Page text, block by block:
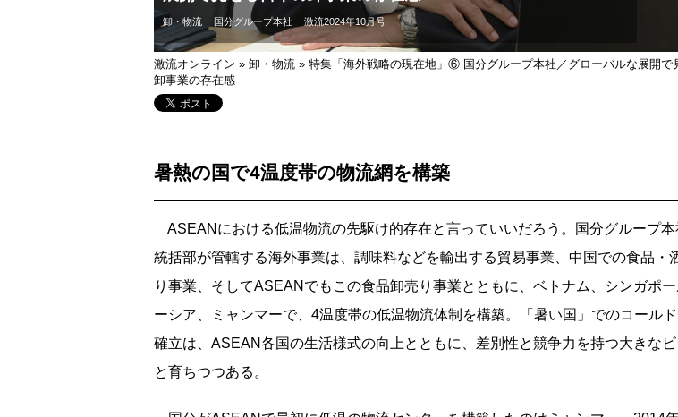
卸・物流 国分グループ本社 激流2024年10月号
激流オンライン » 卸・物流 » 特集「海外戦略の現在地」⑥ 国分グループ本社／グローバルな展開で
卸事業の存在感
暑熱の国で4温度帯の物流網を構築
ASEANにおける低温物流の先駆け的存在と言っていいだろう。国分グループ
統括部が管轄する海外事業は、調味料などを輸出する貿易事業、中国での食品・
り事業、そしてASEANでもこの食品卸売り事業とともに、ベトナム、シンガポ
ーシア、ミャンマーで、4温度帯の低温物流体制を構築。「暑い国」でのコール
確立は、ASEAN各国の生活様式の向上とともに、差別性と競争力を持つ大きな
と育ちつつある。